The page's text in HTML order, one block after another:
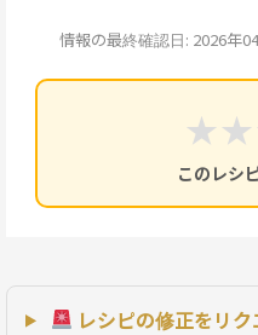
情報の最終確認日: 2026年
★
★
このレシ
レシピの修正をリ